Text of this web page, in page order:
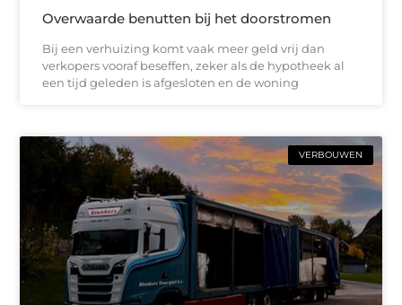
Overwaarde benutten bij het doorstromen
Bij een verhuizing komt vaak meer geld vrij dan
verkopers vooraf beseffen, zeker als de hypotheek al
een tijd geleden is afgesloten en de woning
VERBOUWEN